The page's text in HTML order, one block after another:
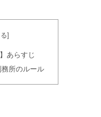
あらすじ
務所のルール